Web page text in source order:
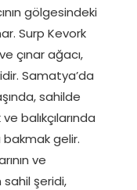
gölgesindeki
Surp Kevork
çınar ağacı,
Samatya’da
sahilde
balıkçılarında
gelir.
ve
sahil şeridi,